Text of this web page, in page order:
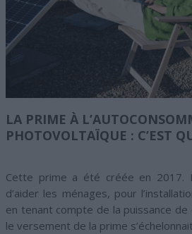
LA PRIME À
PHOTOVOLTAÏQUE : C’EST
Cette prime a été créée en 2017.
d’aider les ménages, pour
en tenant compte de la puissance de
le versement de la prime